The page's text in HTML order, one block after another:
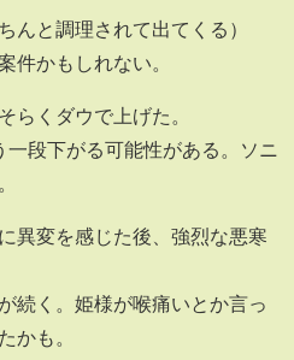
んと調理されて出てくる）
件かもしれない。
らくダウで上げた。
段下がる可能性がある。ソニ
異変を感じた後、強烈な悪寒
続く。姫様が喉痛いとか言っ
かも。